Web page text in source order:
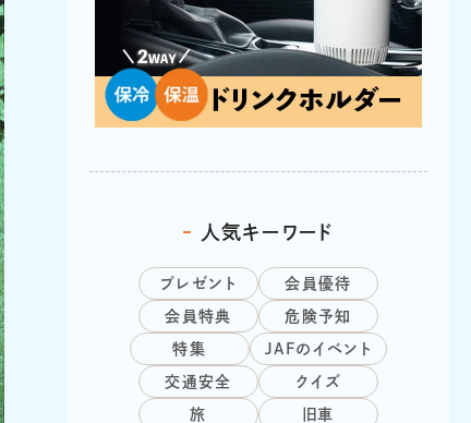
人気キーワード
プレゼント 会員優待
会員特典 危険予知
特集 JAFのイベント
交通安全 クイズ
旅 旧車